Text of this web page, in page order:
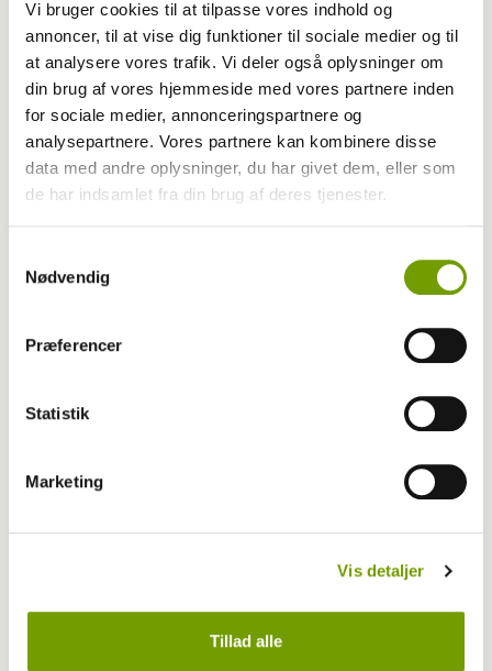
Vi bruger cookies til at tilpasse vores indhold og
annoncer, til at vise dig funktioner til sociale medier og til
at analysere vores trafik. Vi deler også oplysninger om
din brug af vores hjemmeside med vores partnere inden
for sociale medier, annonceringspartnere og
analysepartnere. Vores partnere kan kombinere disse
data med andre oplysninger, du har givet dem, eller som
de har indsamlet fra din brug af deres tjenester.
Nødvendig
Præferencer
Statistik
Marketing
Vis detaljer
Tillad alle